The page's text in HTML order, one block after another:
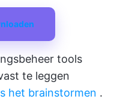
tools
te leggen
het brainstormen .